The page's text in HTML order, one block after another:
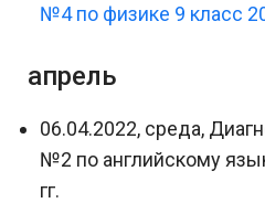
№4 по физике 9 класс
апрель
06.04.2022, среда,
№2 по английскому
гг.